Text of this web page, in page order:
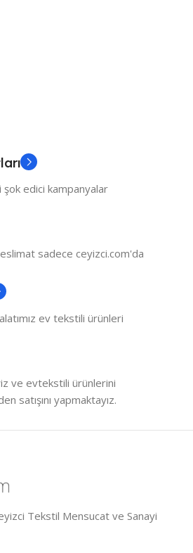
edici kampanyalar
sadece ceyizci.com'da
ev tekstili ürünleri
ve evtekstili ürünlerini
satışını yapmaktayız.
Tekstil Mensucat ve Sanayi